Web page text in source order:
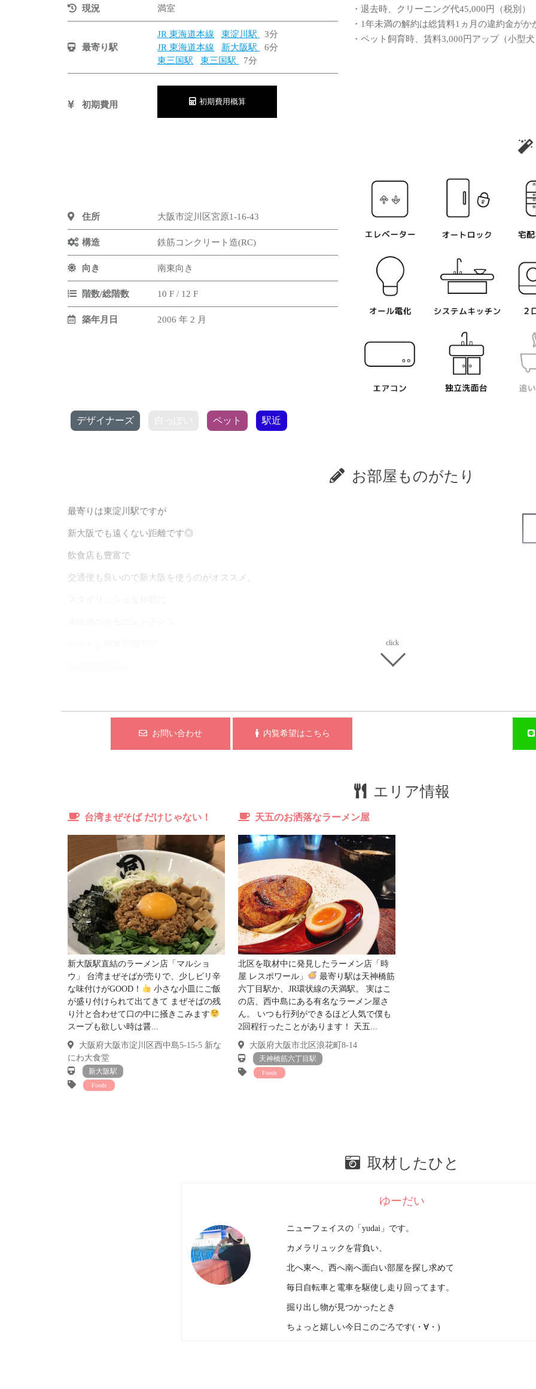
現況 満室
最寄り駅
JR 東海道本線 東淀川駅
3分
JR 東海道本線
新大阪駅
6分
東三国駅
東三国駅 7分
初期費用 初期費用概算
・退去時、クリーニング代45,000円（税別）
・1年未満の解約は総賃料1ヵ月の違約金がか
・ペット飼育時、賃料3,000円アップ（小型
住所 大阪市淀川区宮原1-16-43
構造 鉄筋コンクリート造(RC)
向き 南東向き
階数/総階数 10 F / 12 F
築年月日 2006 年 2 月
デザイナーズ ペット 駅近
お部屋ものがたり
最寄りは東淀川駅ですが
新大阪でも遠くない距離です◎
飲食店も豊富で
交通便も良いので新大阪を使うのがオススメ。
仕切ることができます。
生活感を感じさせません。
辛口コメント
洗面場所とトイレは同室
その分広さを感じれます。
お問い合わせ 内覧希望はこちら
エリア情報
台湾まぜそば だけじゃない！
新大阪駅直結のラーメン店「マルショ
ウ」 台湾まぜそばが売りで、少しピリ辛
な味付けがGOOD！
小さな小皿にご飯
が盛り付けられて出てきて まぜそばの残
り汁と合わせて口の中に掻きこみます
スープも欲しい時は醤...
大阪府大阪市淀川区西中島5-15-5 新な
にわ大食堂
新大阪駅
Foods
天五のお洒落なラーメン屋
北区を取材中に発見したラーメン店「時
屋 レスポワール」
最寄り駅は天神橋筋
六丁目駅か、JR環状線の天満駅。 実はこ
の店、西中島にある有名なラーメン屋さ
ん。 いつも行列ができるほど人気で僕も
2回程行ったことがあります！ 天五...
大阪府大阪市北区浪花町8-14
天神橋筋六丁目駅
Foods
取材したひと
ゆーだい
ニューフェイスの「yudai」です。
カメラリュックを背負い、
北へ東へ、西へ南へ面白い部屋を探し求めて
毎日自転車と電車を駆使し走り回ってます。
掘り出し物が見つかったとき
ちょっと嬉しい今日このごろです(・∀・)